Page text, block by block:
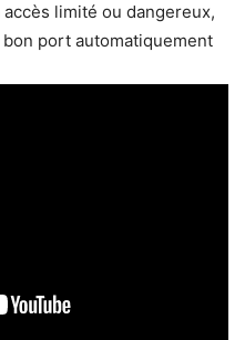
limité ou dangereux,
port automatiquement